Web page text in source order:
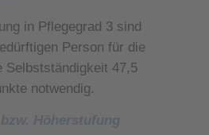
in Pflegegrad 3 sind
Person für die
Selbstständigkeit 47,5
notwendig.
Höherstufung